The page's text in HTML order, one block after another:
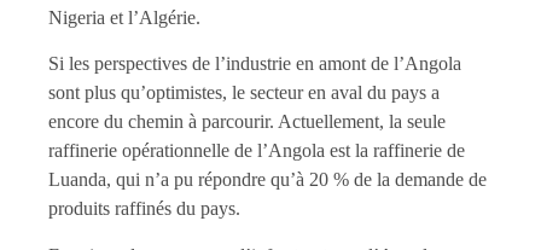
Nigeria et l’Algérie.
Si les perspectives de l’industrie en amont de l’Angola
sont plus qu’optimistes, le secteur en aval du pays a
encore du chemin à parcourir. Actuellement, la seule
raffinerie opérationnelle de l’Angola est la raffinerie de
Luanda, qui n’a pu répondre qu’à 20 % de la demande de
produits raffinés du pays.